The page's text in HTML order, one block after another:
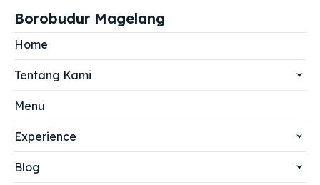
Borobudur Magelang
Home
Tentang Kami
Menu
Experience
Blog